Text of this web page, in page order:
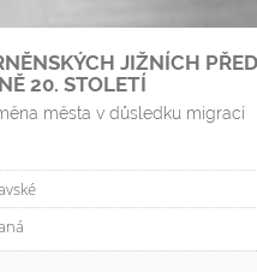
JIŽNÍCH
20. STOLETÍ
města v důsledku migrací